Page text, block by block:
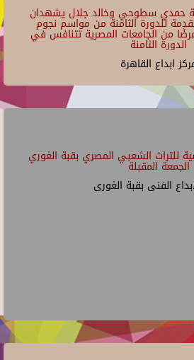
حمدي سطوحي وخالد جلال يشهدان
للدورة الثامنة من مواسم نجوم
الجامعي 130 عرضًا من الجامعات المصرية تتنافس في
الدورة الثامنة
ابداع القاهرة
للتراث الشعبي المصري بقبة الغوري
الجمعة المقبلة
الفنى بقبة الغورى